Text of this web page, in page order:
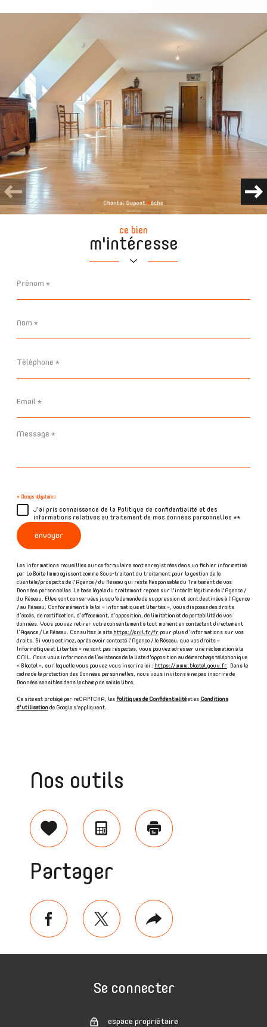
ce bien
m'intéresse
*
*
*
*
Message
* Champs obligatoires
J'ai pris connaissance de la Politique de confidentialité et des
informations relatives au traitement de mes données personnelles **
envoyer
Les informations recueillies sur ce formulaire sont enregistrées dans un fichier informatisé
par La Boite Immo agissant comme Sous-traitant du traitement pour la gestion de la
clientèle/prospects de l'Agence / du Réseau qui reste Responsable du Traitement de vos
Données personnelles. La base légale du traitement repose sur l'intérêt légitime de l'Agence /
du Réseau. Elles sont conservées jusqu'à demande de suppression et sont destinées à l'Agence
/ au Réseau. Conformément à la loi « informatique et libertés », vous disposez des droits
d’accès, de rectification, d’effacement, d’opposition, de limitation et de portabilité de vos
données. Vous pouvez retirer votre consentement à tout moment en contactant directement
l’Agence / Le Réseau. Consultez le site https://cnil.fr/fr pour plus d’informations sur vos
droits. Si vous estimez, après avoir contacté l'Agence / le Réseau, que vos droits «
Informatique et Libertés » ne sont pas respectés, vous pouvez adresser une réclamation à la
CNIL. Nous vous informons de l’existence de la liste d'opposition au démarchage téléphonique
« Bloctel », sur laquelle vous pouvez vous inscrire ici : https://www.bloctel.gouv.fr . Dans le
cadre de la protection des Données personnelles, nous vous invitons à ne pas inscrire de
Données sensibles dans le champ de saisie libre.
Ce site est protégé par reCAPTCHA, les Politiques de Confidentialitéet es Conditions
d'utilisation de Google s'appliquent.
Nos outils
SélectionnerCalculatriceImprimer
Partager
facebooktwitter Plus
de
partage
Se connecter
espace propriétaire